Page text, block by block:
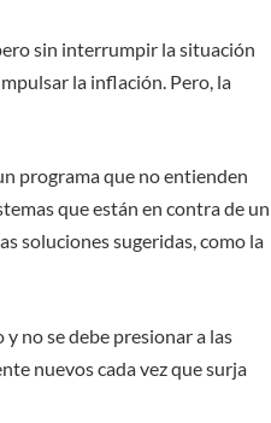
sin interrumpir la situación
la inflación. Pero, la
programa que no entienden
que están en contra de un
soluciones sugeridas, como la
no se debe presionar a las
nuevos cada vez que surja